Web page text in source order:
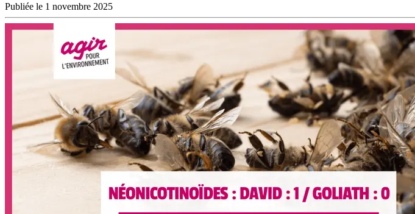
Publiée le 1 novembre 2025